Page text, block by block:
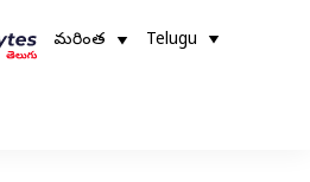
మరింత Telugu